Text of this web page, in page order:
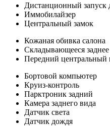
Дистанционный запуск
Иммобилайзер
Центральный замок
Кожаная обивка салона
Складывающееся
Передний центральный
Бортовой компьютер
Круиз-контроль
Парктроник задний
Камера заднего вида
Датчик света
Датчик дождя